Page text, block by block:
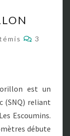
C
O
A
R
S
3
est un
(SNQ) reliant
Escoumins.
débute